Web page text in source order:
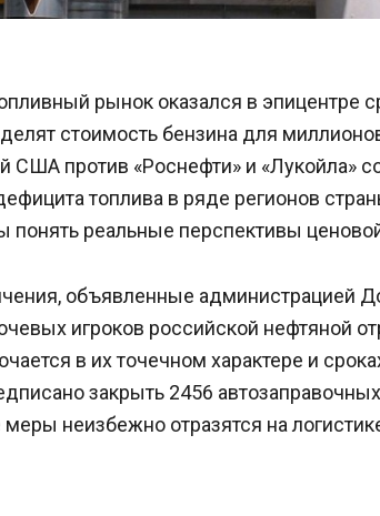
рынок оказался в эпицентре
стоимость бензина для
США против «Роснефти» и «Лукойла»
топлива в ряде регионов
понять реальные перспективы
объявленные администрацией
игроков российской нефтяной
в их точечном характере и
закрыть 2456
меры неизбежно отразятся на